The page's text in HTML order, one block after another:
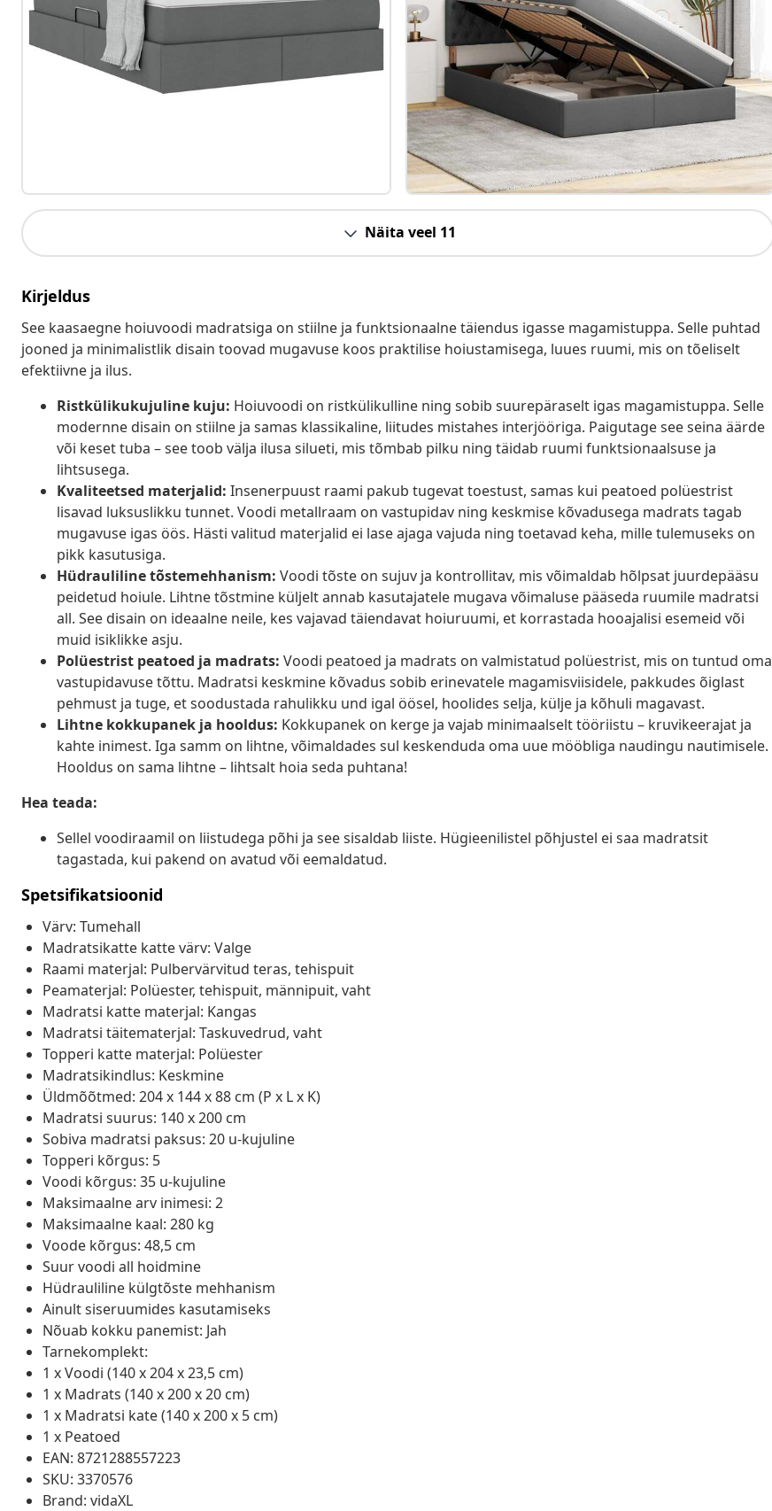
Näita veel 11
Kirjeldus
See kaasaegne hoiuvoodi madratsiga on stiilne ja funktsionaalne täiendus igasse magamistuppa. Selle puhtad
jooned ja minimalistlik disain toovad mugavuse koos praktilise hoiustamisega, luues ruumi, mis on tõeliselt
efektiivne ja ilus.
Ristkülikukujuline kuju: Hoiuvoodi on ristkülikulline ning sobib suurepäraselt igas magamistuppa. Selle
modernne disain on stiilne ja samas klassikaline, liitudes mistahes interjööriga. Paigutage see seina äärde
või keset tuba – see toob välja ilusa silueti, mis tõmbab pilku ning täidab ruumi funktsionaalsuse ja
lihtsusega.
Kvaliteetsed materjalid: Insenerpuust raami pakub tugevat toestust, samas kui peatoed polüestrist
lisavad luksuslikku tunnet. Voodi metallraam on vastupidav ning keskmise kõvadusega madrats tagab
mugavuse igas öös. Hästi valitud materjalid ei lase ajaga vajuda ning toetavad keha, mille tulemuseks on
pikk kasutusiga.
Hüdrauliline tõstemehhanism: Voodi tõste on sujuv ja kontrollitav, mis võimaldab hõlpsat juurdepääsu
peidetud hoiule. Lihtne tõstmine küljelt annab kasutajatele mugava võimaluse pääseda ruumile madratsi
all. See disain on ideaalne neile, kes vajavad täiendavat hoiuruumi, et korrastada hooajalisi esemeid või
muid isiklikke asju.
Polüestrist peatoed ja madrats: Voodi peatoed ja madrats on valmistatud polüestrist, mis on tuntud oma
vastupidavuse tõttu. Madratsi keskmine kõvadus sobib erinevatele magamisviisidele, pakkudes õiglast
pehmust ja tuge, et soodustada rahulikku und igal öösel, hoolides selja, külje ja kõhuli magavast.
Lihtne kokkupanek ja hooldus: Kokkupanek on kerge ja vajab minimaalselt tööriistu – kruvikeerajat ja
kahte inimest. Iga samm on lihtne, võimaldades sul keskenduda oma uue mööbliga naudingu nautimisele.
Hooldus on sama lihtne – lihtsalt hoia seda puhtana!
Hea teada:
Sellel voodiraamil on liistudega põhi ja see sisaldab liiste. Hügieenilistel põhjustel ei saa madratsit
tagastada, kui pakend on avatud või eemaldatud.
Spetsifikatsioonid
Värv: Tumehall
Madratsikatte katte värv: Valge
Raami materjal: Pulbervärvitud teras, tehispuit
Peamaterjal: Polüester, tehispuit, männipuit, vaht
Madratsi katte materjal: Kangas
Madratsi täitematerjal: Taskuvedrud, vaht
Topperi katte materjal: Polüester
Madratsikindlus: Keskmine
Üldmõõtmed: 204 x 144 x 88 cm (P x L x K)
Madratsi suurus: 140 x 200 cm
Sobiva madratsi paksus: 20 u-kujuline
Topperi kõrgus: 5
Voodi kõrgus: 35 u-kujuline
Maksimaalne arv inimesi: 2
Maksimaalne kaal: 280 kg
Voode kõrgus: 48,5 cm
Suur voodi all hoidmine
Hüdrauliline külgtõste mehhanism
Ainult siseruumides kasutamiseks
Nõuab kokku panemist: Jah
Tarnekomplekt:
1 x Voodi (140 x 204 x 23,5 cm)
1 x Madrats (140 x 200 x 20 cm)
1 x Madratsi kate (140 x 200 x 5 cm)
1 x Peatoed
EAN: 8721288557223
SKU: 3370576
Brand: vidaXL